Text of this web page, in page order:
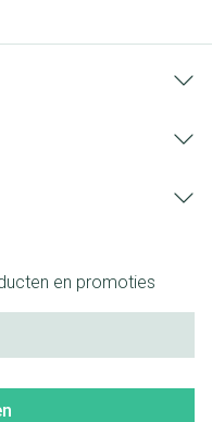
en promoties